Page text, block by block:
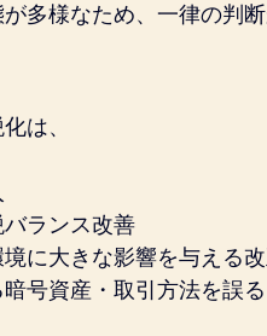
多様なため、一律の判
は、
ランス改善
に大きな影響を与える改
号資産・取引方法を誤